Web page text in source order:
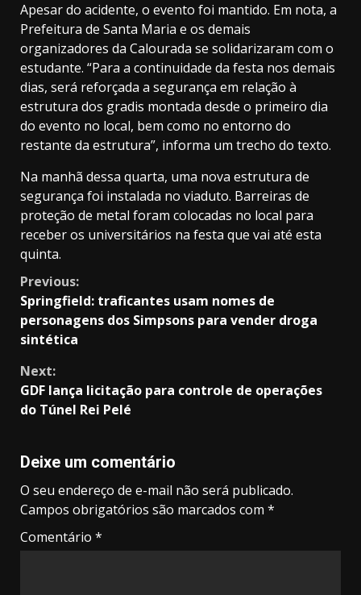
Apesar do acidente, o evento foi mantido. Em nota, a
Prefeitura de Santa Maria e os demais
organizadores da Calourada se solidarizaram com o
estudante. “Para a continuidade da festa nos demais
dias, será reforçada a segurança em relação à
estrutura dos gradis montada desde o primeiro dia
do evento no local, bem como no entorno do
restante da estrutura”, informa um trecho do texto.
Na manhã dessa quarta, uma nova estrutura de
segurança foi instalada no viaduto. Barreiras de
proteção de metal foram colocadas no local para
receber os universitários na festa que vai até esta
quinta.
Continue
Reading
Previous:
Springfield: traficantes usam nomes de
personagens dos Simpsons para vender droga
sintética
Next:
GDF lança licitação para controle de operações
do Túnel Rei Pelé
Deixe um comentário
O seu endereço de e-mail não será publicado.
Campos obrigatórios são marcados com *
Comentário *